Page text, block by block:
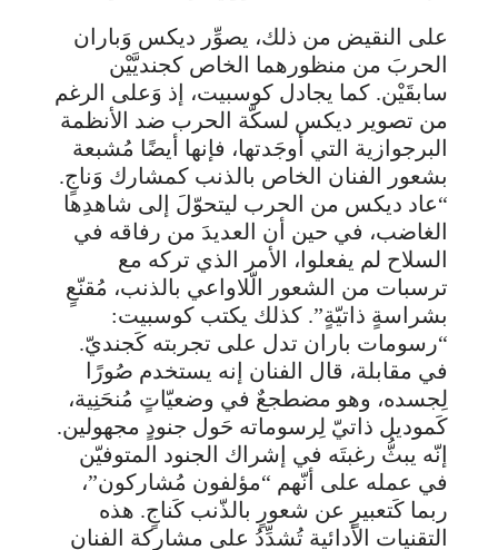
على النقيض من ذلك، يصوِّر ديكس وَباران
الحربَ من منظورهما الخاص كجنديَّيْن
سابقَيْن. كما يجادل كوسبيت، إذ وَعلى الرغم
من تصوير ديكس لسكّة الحرب ضد الأنظمة
البرجوازية التي أوجَدتها، فإنها أيضًا مُشبعة
بشعور الفنان الخاص بالذنب كمشارك وَناجٍ.
“عاد ديكس من الحرب ليتحوّلَ إلى شاهدِها
الغاضب، في حين أن العديدَ من رفاقه في
السلاح لم يفعلوا، الأمر الذي تركه مع
ترسبات من الشعور الّلاواعي بالذنب، مُقنّعٍ
بشراسةٍ ذاتيّةٍ”. كذلك يكتب كوسبيت:
“رسومات باران تدل على تجربته كَجنديّ.
في مقابلة، قال الفنان إنه يستخدم صُورًا
لِجسده، وهو مضطجعٌ في وضعيّاتٍ مُنحَنِية،
كَموديل ذاتيّ لِرسوماته حَول جنودٍ مجهولين.
إنّه يبثُّ رغبتَه في إشراك الجنود المتوفيّن
في عمله على أنّهم “مؤلفون مُشاركون”،
ربما كَتعبيرٍ عن شعورٍ بالذّنب كَناجٍ. هذه
التقنيات الأدائية تُشدِّدُ على مشاركة الفنان